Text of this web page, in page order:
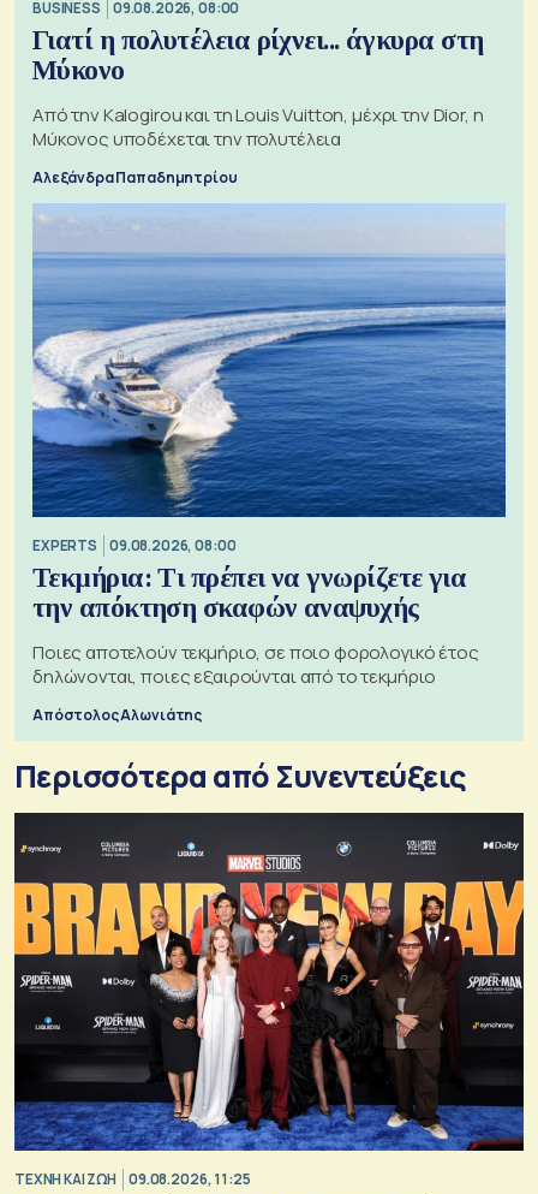
BUSINESS 09.08.2026, 08:00
Γιατί η πολυτέλεια ρίχνει... άγκυρα στη
Μύκονο
Από την Kalogirou και τη Louis Vuitton, μέχρι την Dior, η
Μύκονος υποδέχεται την πολυτέλεια
Αλεξάνδρα Παπαδημητρίου
EXPERTS 09.08.2026, 08:00
Τεκμήρια: Τι πρέπει να γνωρίζετε για
την απόκτηση σκαφών αναψυχής
Ποιες αποτελούν τεκμήριο, σε ποιο φορολογικό έτος
δηλώνονται, ποιες εξαιρούνται από το τεκμήριο
Απόστολος Αλωνιάτης
Περισσότερα από Συνεντεύξεις
TΕΧΝΗ ΚΑΙ ΖΩΗ 09.08.2026, 11:25